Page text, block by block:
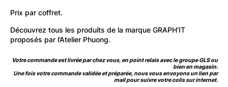
Prix par coffret.
Découvrez tous les produits de la marque GRAPH’IT
proposés par l’Atelier Phuong.
Votre commande est livrée par chez vous, en point relais avec le groupe GLS ou
bien en magasin.
Une fois votre commande validée et préparée, nous vous envoyons un lien par
mail pour suivre votre colis sur internet.